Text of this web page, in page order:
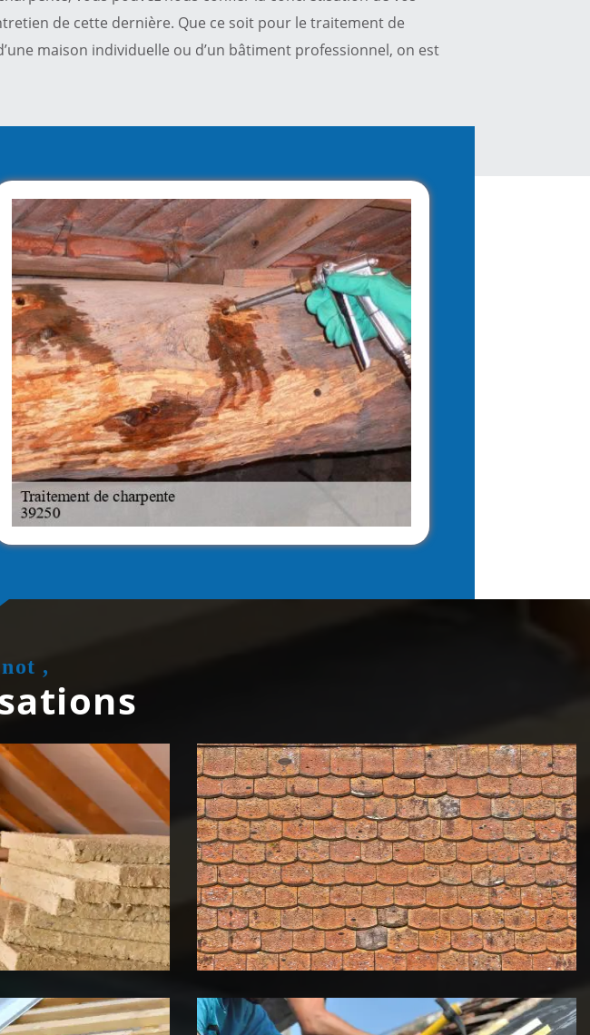
de cette dernière. Que ce soit pour le traitement de
maison individuelle ou d’un bâtiment professionnel, on est
,
Jura
Nettoyage et démoussage de
toiture 39 Jura